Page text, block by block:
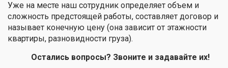
Уже на месте наш сотрудник определяет объем и
сложность предстоящей работы, составляет договор и
называет конечную цену (она зависит от этажности
квартиры, разновидности груза).
Остались вопросы? Звоните и задавайте их!